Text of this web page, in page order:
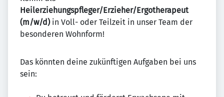
Heilerziehungspfleger/Erzieher/Ergotherapeut
(m/w/d)in Voll- oder Teilzeit in unser Team der
besonderen Wohnform!
Das könnten deine zukünftigen Aufgaben bei uns
sein: